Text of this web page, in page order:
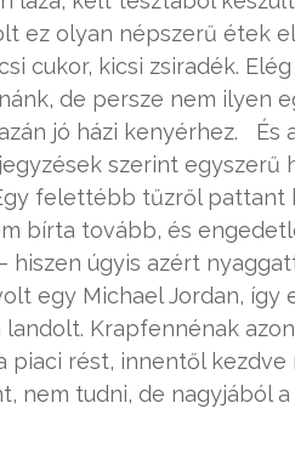
ez olyan népszerű étek
cukor, kicsi zsiradék.
de persze nem ilyen
jó házi kenyérhez. És
szerint egyszerű
felettébb tűzről pattant
bírta tovább, és
hiszen úgyis azért
egy Michael Jordan, így
Krapfennénak
rést, innentől
tudni, de nagyjából a